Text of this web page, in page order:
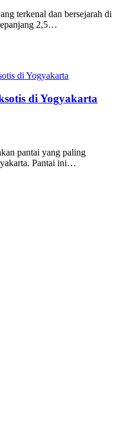
terkenal dan bersejarah di
2,5…
di Yogyakarta
pantai yang paling
Pantai ini…